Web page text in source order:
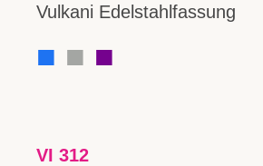
Vulkani Edelstahlfassung
■ ■ ■
VI 312